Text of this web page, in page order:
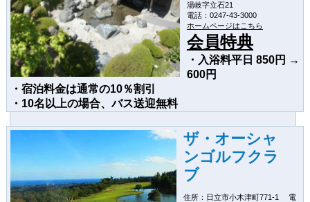
湯岐字立石21
電話：0247-43-3000
ホームページはこちら
会員特典
・入浴料平日 850円 →
600円
・宿泊料金は通常の10％割引
・10名以上の場合、バス送迎無料
ザ・オーシャ
ンゴルフクラ
ブ
住所：日立市小木津町771-1 電